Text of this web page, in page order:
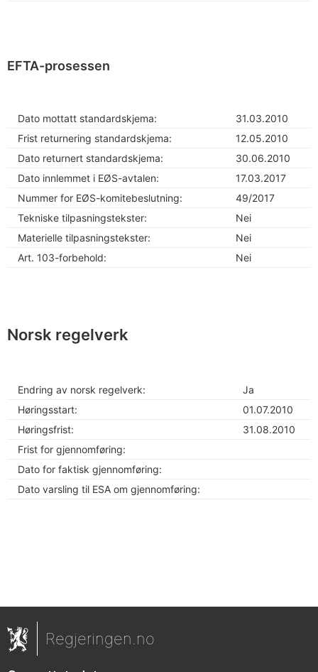
EFTA-prosessen
Dato mottatt standardskjema:
31.03.2010
Frist returnering standardskjema:
12.05.2010
Dato returnert standardskjema:
30.06.2010
Dato innlemmet i EØS-avtalen:
17.03.2017
Nummer for EØS-komitebeslutning:
49/2017
Tekniske tilpasningstekster:
Nei
Materielle tilpasningstekster:
Nei
Art. 103-forbehold:
Nei
Norsk regelverk
Endring av norsk regelverk:
Ja
Høringsstart:
01.07.2010
Høringsfrist:
31.08.2010
Frist for gjennomføring:
Dato for faktisk gjennomføring:
Dato varsling til ESA om gjennomføring:
Regjeringen.no